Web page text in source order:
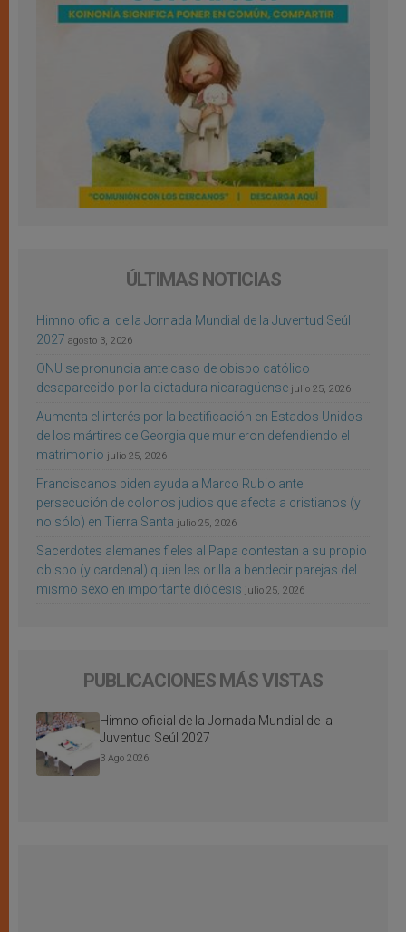
ÚLTIMAS NOTICIAS
Himno oficial de la Jornada Mundial de la Juventud Seúl
2027 agosto 3, 2026
ONU se pronuncia ante caso de obispo católico
desaparecido por la dictadura nicaragüense julio 25, 2026
Aumenta el interés por la beatificación en Estados Unidos
de los mártires de Georgia que murieron defendiendo el
matrimonio julio 25, 2026
Franciscanos piden ayuda a Marco Rubio ante
persecución de colonos judíos que afecta a cristianos (y
no sólo) en Tierra Santa julio 25, 2026
Sacerdotes alemanes fieles al Papa contestan a su propio
obispo (y cardenal) quien les orilla a bendecir parejas del
mismo sexo en importante diócesis julio 25, 2026
PUBLICACIONES MÁS VISTAS
Himno oficial de la Jornada Mundial de la
Juventud Seúl 2027
3 Ago 2026